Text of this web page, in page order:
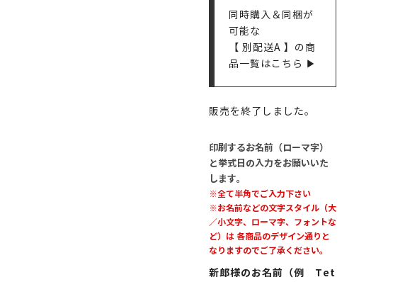
印刷するお名前（ローマ字）
と挙式日の入力をお願いいた
します。
※全て半角でご入力下さい
※お名前などの文字スタイル（大
／小文字、ローマ字、フォントな
ど）は 各商品のデザイン通りと
なりますのでご了承ください。
新郎様のお名前（例 Tet
同時購入＆同梱が
可能な
【 別配送A 】の商
品一覧はこちら ▶
販売を終了しました。